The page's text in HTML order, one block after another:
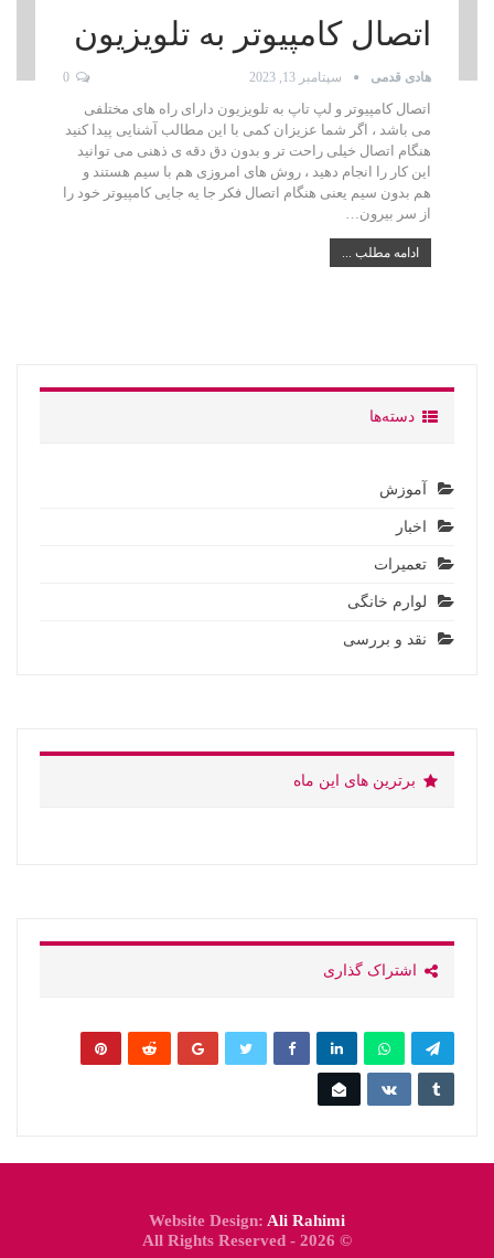
اتصال کامپیوتر به تلویزیون
هادی قدمی سپتامبر 13, 2023 0
اتصال کامپیوتر و لپ تاپ به تلویزیون دارای راه های مختلفی
می باشد ، اگر شما عزیزان کمی با این مطالب آشنایی پیدا کنید
هنگام اتصال خیلی راحت تر و بدون دق دقه ی ذهنی می توانید
این کار را انجام دهید ، روش های امروزی هم با سیم هستند و
هم بدون سیم یعنی هنگام اتصال فکر جا یه جایی کامپیوتر خود را
از سر بیرون…
ادامه مطلب ...
دسته‌ها
آموزش
اخبار
تعمیرات
لوارم خانگی
نقد و بررسی
برترین های این ماه
اشتراک گذاری
Website Design: Ali Rahimi
© 2026 - All Rights Reserved